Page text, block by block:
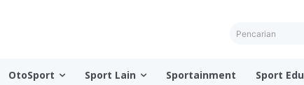
Pencarian
OtoSport Sport Lain Sportainment Sport Edu